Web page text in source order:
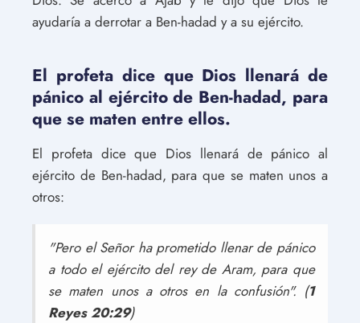
ayudaría a derrotar a Ben-hadad y a su ejército.
El profeta dice que Dios llenará de
pánico al ejército de Ben-hadad, para
que se maten entre ellos.
El profeta dice que Dios llenará de pánico al
ejército de Ben-hadad, para que se maten unos a
otros:
"Pero el Señor ha prometido llenar de pánico
a todo el ejército del rey de Aram, para que
se maten unos a otros en la confusión". (1
Reyes 20:29)